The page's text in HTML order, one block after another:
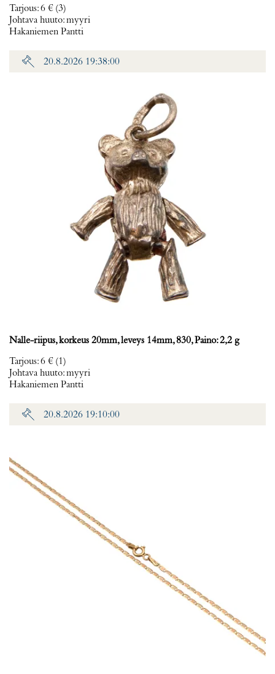
Tarjous:6 € (3)
Johtava huuto:myyri
Hakaniemen Pantti
20.8.2026 19:38:00
Nalle-riipus, korkeus 20mm, leveys 14mm, 830, Paino: 2,2 g
Tarjous:6 € (1)
Johtava huuto:myyri
Hakaniemen Pantti
20.8.2026 19:10:00